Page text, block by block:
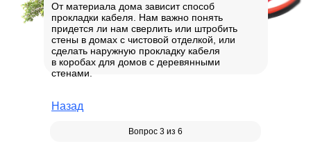
От материала дома зависит способ
прокладки кабеля. Нам важно понять
придется ли нам сверлить или штробить
стены в домах с чистовой отделкой, или
сделать наружную прокладку кабеля
в коробах для домов с деревянными
стенами.
Вопрос 3 из 6
Назад